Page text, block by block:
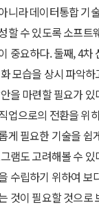
니라 데이터통합 기
할 수 있도록 소프트
중요하다. 둘째, 4차
모습을 상시 파악
을 마련할 필요가
업으로의 전환을 위
게 필요한 기술을 쉽
램도 고려해볼 수
수립하기 위하여 보
것이 필요할 것으로